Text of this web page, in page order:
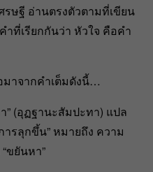
รษฐี อ่านตรงตัวตามที่เขียน
ที่เรียกกันว่า หัวใจ คือคำ
มาจากคำเต็มดังนี้…
” (อุฏฐานะสัมปะทา) แปล
รลุกขึ้น” หมายถึง ความ
ขยันหา”